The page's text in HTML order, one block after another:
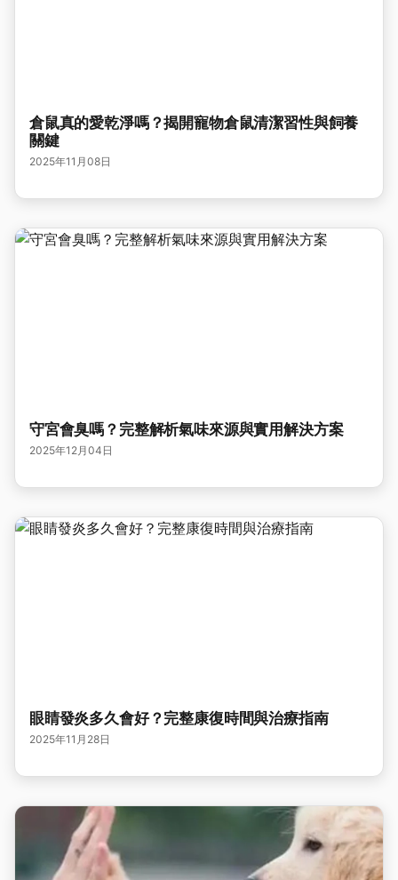
倉鼠真的愛乾淨嗎？揭開寵物倉鼠清潔習性與飼養
關鍵
2025年11月08日
守宮會臭嗎？完整解析氣味來源與實用解決方案
2025年12月04日
眼睛發炎多久會好？完整康復時間與治療指南
2025年11月28日